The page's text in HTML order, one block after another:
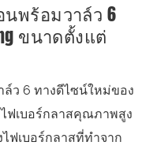
พร้อมวาล์ว 6
ขนาดตั้งแต่
ว 6 ทางดีไซน์ใหม่ของ
ไฟเบอร์กลาสคุณภาพสูง
ฟเบอร์กลาสที่ทำจาก